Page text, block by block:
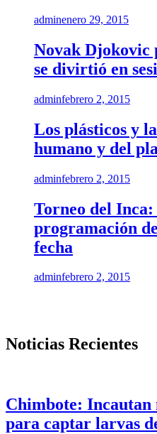
adminenero 29, 2015
Novak Djokovic
se divirtió en
adminfebrero 2, 2015
Los plásticos y
humano y del
adminfebrero 2, 2015
Torneo del
programación
fecha
adminfebrero 2, 2015
Noticias Recientes
Chimbote: Incautan
para captar larvas